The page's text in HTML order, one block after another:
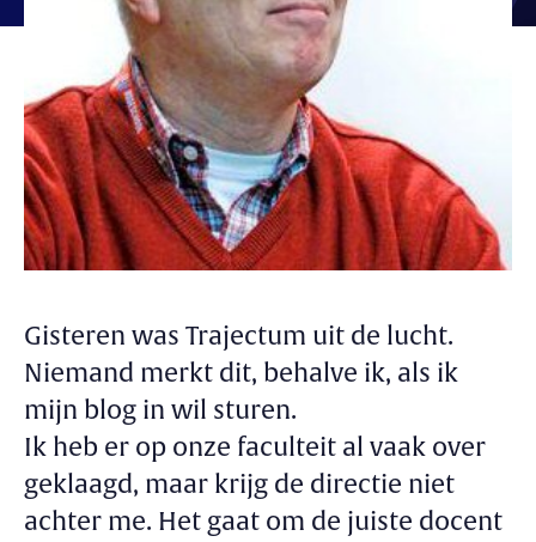
Gisteren was Trajectum uit de lucht.
Niemand merkt dit, behalve ik, als ik
mijn blog in wil sturen.
Ik heb er op onze faculteit al vaak over
geklaagd, maar krijg de directie niet
achter me. Het gaat om de juiste docent